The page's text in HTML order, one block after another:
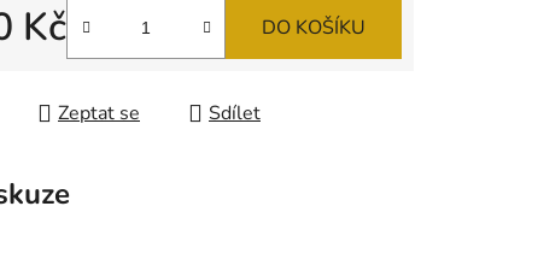
Kč DO KOŠÍKU
Zeptat se Sdílet